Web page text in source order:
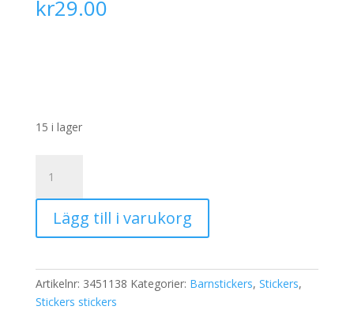
kr29.00
15 i lager
Pirater
mängd
Lägg till i varukorg
Artikelnr: 3451138 Kategorier: Barnstickers, Stickers,
Stickers stickers